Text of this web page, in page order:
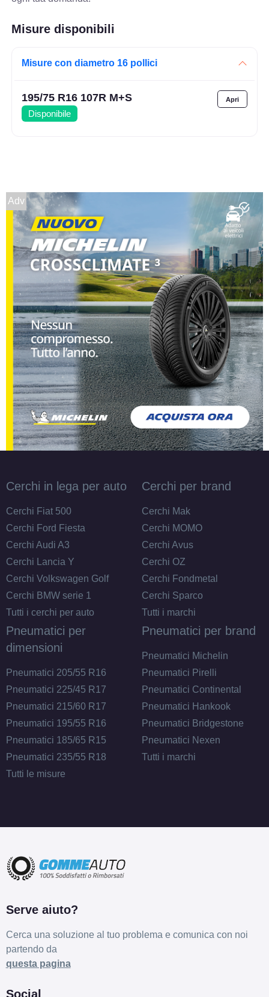
Misure disponibili
Misure con diametro 16 pollici
195/75 R16 107R M+S
Disponibile
Adv
Cerchi in lega per auto
Cerchi Fiat 500
Cerchi Ford Fiesta
Cerchi Audi A3
Cerchi Lancia Y
Cerchi Volkswagen Golf
Cerchi BMW serie 1
Tutti i cerchi per auto
Cerchi per brand
Cerchi Mak
Cerchi MOMO
Cerchi Avus
Cerchi OZ
Cerchi Fondmetal
Cerchi Sparco
Tutti i marchi
Pneumatici per
dimensioni
Pneumatici 205/55 R16
Pneumatici 225/45 R17
Pneumatici 215/60 R17
Pneumatici 195/55 R16
Pneumatici 185/65 R15
Pneumatici 235/55 R18
Tutti le misure
Pneumatici per brand
Pneumatici Michelin
Pneumatici Pirelli
Pneumatici Continental
Pneumatici Hankook
Pneumatici Bridgestone
Pneumatici Nexen
Tutti i marchi
Serve aiuto?
Cerca una soluzione al tuo problema e comunica con noi
partendo da
questa pagina
Social